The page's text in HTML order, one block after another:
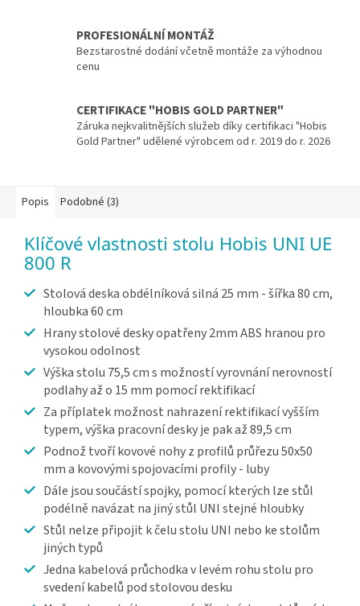
PROFESIONÁLNÍ MONTÁŽ
Bezstarostné dodání včetně montáže za výhodnou
cenu
CERTIFIKACE "HOBIS GOLD PARTNER"
Záruka nejkvalitnějších služeb díky certifikaci "Hobis
Gold Partner" udělené výrobcem od r. 2019 do r. 2026
Popis Podobné (3)
Klíčové vlastnosti stolu Hobis UNI UE
800 R
Stolová deska obdélníková silná 25 mm - šířka 80 cm,
hloubka 60 cm
Hrany stolové desky opatřeny 2mm ABS hranou pro
vysokou odolnost
Výška stolu 75,5 cm s možností vyrovnání nerovností
podlahy až o 15 mm pomocí rektifikací
Za příplatek možnost nahrazení rektifikací vyšším
typem, výška pracovní desky je pak až 89,5 cm
Podnož tvoří kovové nohy z profilů průřezu 50x50
mm a kovovými spojovacími profily - luby
Dále jsou součástí spojky, pomocí kterých lze stůl
podélně navázat na jiný stůl UNI stejné hloubky
Stůl nelze připojit k čelu stolu UNI nebo ke stolům
jiných typů
Jedna kabelová průchodka v levém rohu stolu pro
svedení kabelů pod stolovou desku